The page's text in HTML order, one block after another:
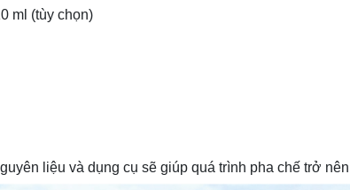
ml (tùy chọn)
liệu và dụng cụ sẽ giúp quá trình pha chế trở